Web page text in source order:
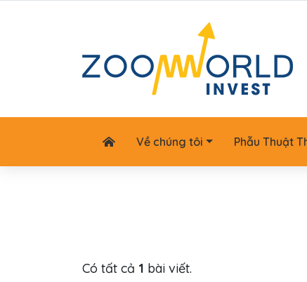
Về chúng tôi Phẫu Thuật
Có tất cả 1 bài viết.